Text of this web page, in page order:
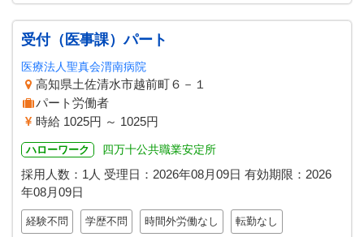
受付（医事課）パート
医療法人聖真会渭南病院
高知県土佐清水市越前町６－１
パート労働者
時給 1025円 ～ 1025円
ハローワーク 四万十公共職業安定所
採用人数：1人 受理日： 2026年08月09日 有効期限： 2026
年08月09日
経験不問 学歴不問 時間外労働なし 転勤なし